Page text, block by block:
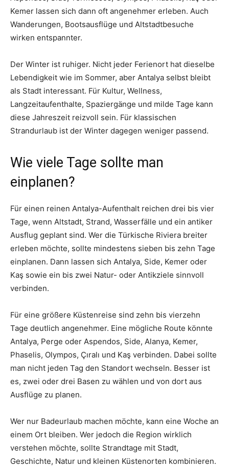
Kemer lassen sich dann oft angenehmer erleben. Auch
Wanderungen, Bootsausflüge und Altstadtbesuche
wirken entspannter.
Der Winter ist ruhiger. Nicht jeder Ferienort hat dieselbe
Lebendigkeit wie im Sommer, aber Antalya selbst bleibt
als Stadt interessant. Für Kultur, Wellness,
Langzeitaufenthalte, Spaziergänge und milde Tage kann
diese Jahreszeit reizvoll sein. Für klassischen
Strandurlaub ist der Winter dagegen weniger passend.
Wie viele Tage sollte man
einplanen?
Für einen reinen Antalya-Aufenthalt reichen drei bis vier
Tage, wenn Altstadt, Strand, Wasserfälle und ein antiker
Ausflug geplant sind. Wer die Türkische Riviera breiter
erleben möchte, sollte mindestens sieben bis zehn Tage
einplanen. Dann lassen sich Antalya, Side, Kemer oder
Kaş sowie ein bis zwei Natur- oder Antikziele sinnvoll
verbinden.
Für eine größere Küstenreise sind zehn bis vierzehn
Tage deutlich angenehmer. Eine mögliche Route könnte
Antalya, Perge oder Aspendos, Side, Alanya, Kemer,
Phaselis, Olympos, Çıralı und Kaş verbinden. Dabei sollte
man nicht jeden Tag den Standort wechseln. Besser ist
es, zwei oder drei Basen zu wählen und von dort aus
Ausflüge zu planen.
Wer nur Badeurlaub machen möchte, kann eine Woche an
einem Ort bleiben. Wer jedoch die Region wirklich
verstehen möchte, sollte Strandtage mit Stadt,
Geschichte, Natur und kleinen Küstenorten kombinieren.